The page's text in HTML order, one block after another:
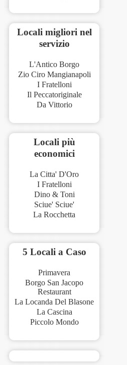
Locali migliori nel
servizio
L'Antico Borgo
Zio Ciro Mangianapoli
I Fratelloni
Il Peccatoriginale
Da Vittorio
Locali più
economici
La Citta' D'Oro
I Fratelloni
Dino & Toni
Sciue' Sciue'
La Rocchetta
5 Locali a Caso
Primavera
Borgo San Jacopo
Restaurant
La Locanda Del Blasone
La Cascina
Piccolo Mondo